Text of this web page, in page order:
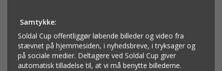
Samtykke:
Soldal Cup offentliggør løbende billeder og video fra
stævnet på hjemmesiden, i nyhedsbreve, i tryksager og
på sociale medier. Deltagere ved Soldal Cup giver
automatisk tilladelse til, at vi må benytte billederne.